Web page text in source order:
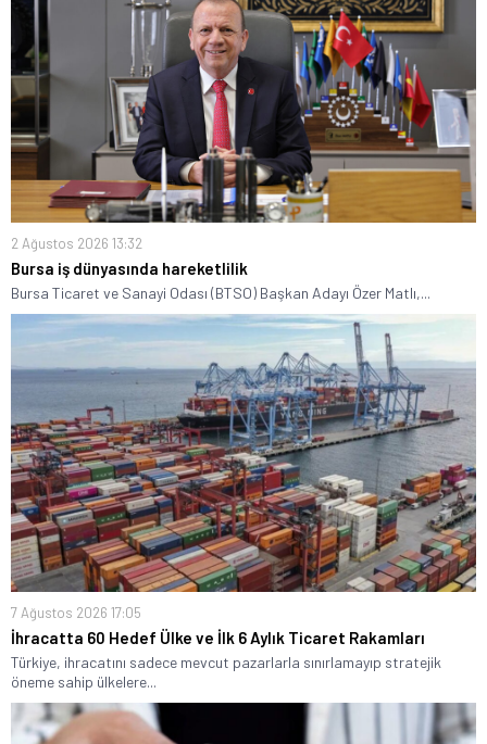
2 Ağustos 2026 13:32
Bursa iş dünyasında hareketlilik
Bursa Ticaret ve Sanayi Odası (BTSO) Başkan Adayı Özer Matlı,...
7 Ağustos 2026 17:05
İhracatta 60 Hedef Ülke ve İlk 6 Aylık Ticaret Rakamları
Türkiye, ihracatını sadece mevcut pazarlarla sınırlamayıp stratejik
öneme sahip ülkelere...